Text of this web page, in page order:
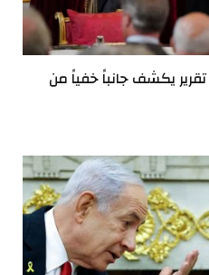
يكشف جانباً خفياً من